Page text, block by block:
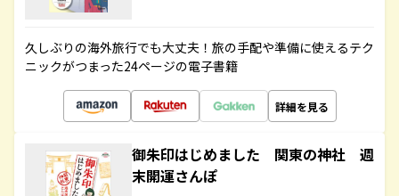
久しぶりの海外旅行でも大丈夫！旅の手配や準備に使えるテク
ニックがつまった24ページの電子書籍
詳細を見る
御朱印はじめました 関東の神社 週
末開運さんぽ